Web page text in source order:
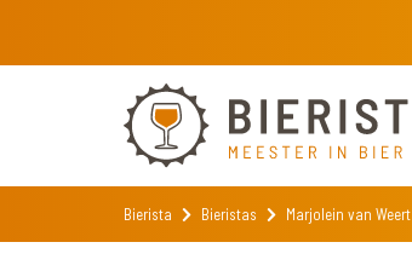
Bierista Bieristas Marjolein van Weert